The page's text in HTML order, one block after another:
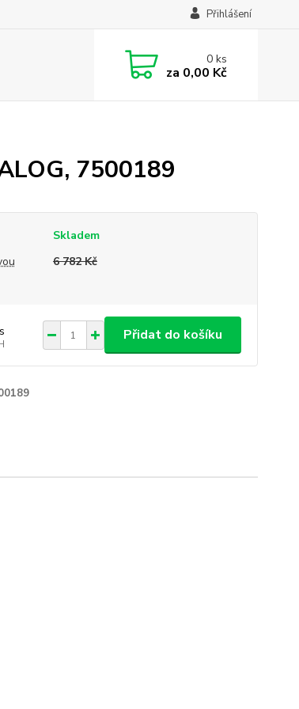
Přihlášení
0ks
za 0,00 Kč
7500189
Skladem
6 782 Kč
Přidat do košíku